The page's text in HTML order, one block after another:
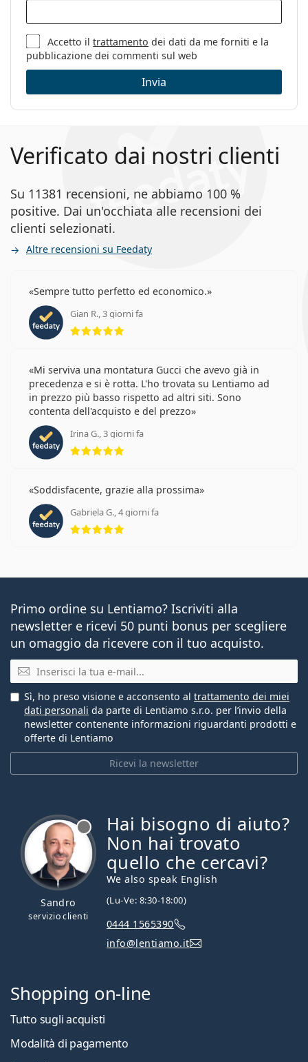
Accetto iltrattamento dei dati da me forniti e la
pubblicazione dei commenti sul web
Invia
Verificato dai nostri clienti
Su 11381 recensioni, ne abbiamo 100 %
positive. Dai un'occhiata alle recensioni dei
clienti selezionati.
Altre recensioni su Feedaty
Sempre tutto perfetto ed economico.
Gian R., 3 giorni fa
Mi serviva una montatura Gucci che avevo già in
precedenza e si è rotta. L'ho trovata su Lentiamo ad
in prezzo più basso rispetto ad altri siti. Sono
contenta dell'acquisto e del prezzo
Irina G., 3 giorni fa
Soddisfacente, grazie alla prossima
Gabriela G., 4 giorni fa
valutazione 5 di 5
Primo ordine su Lentiamo? Iscriviti alla
newsletter e ricevi 50 punti bonus per scegliere
un omaggio da ricevere con il tuo acquisto.
E-mail
Ricevi la newsletter
Sì, ho preso visione e acconsento al trattamento dei miei
dati personali da parte di Lentiamo s.r.o. per l’invio della
newsletter contenente informazioni riguardanti prodotti e
offerte di Lentiamo
Sandro
servizio clienti
Hai bisogno di aiuto?
Non hai trovato
quello che cercavi?
We also speak English
(Lu-Ve: 8:30-18:00)
0444 1565390
info@lentiamo.it
Shopping on-line
Tutto sugli acquisti
Modalità di pagamento